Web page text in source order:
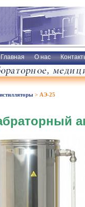
Главная О нас
> АЭ-25